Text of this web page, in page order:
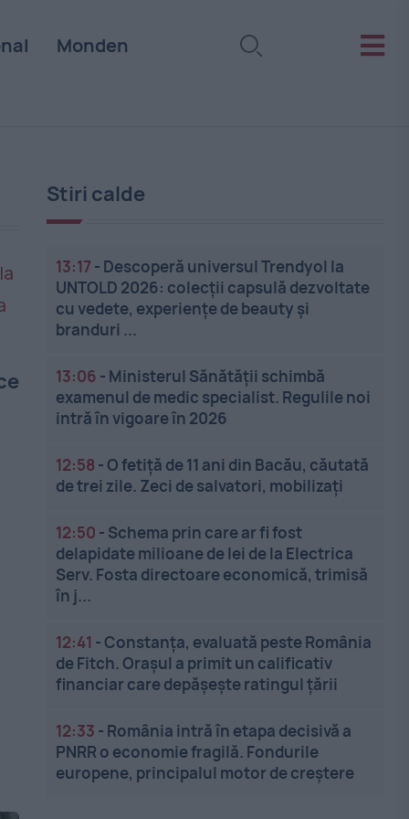
Monden
Stiri calde
13:17 - Descoperă universul Trendyol la
UNTOLD 2026: colecții capsulă dezvoltate
cu vedete, experiențe de beauty și
branduri ...
13:06 - Ministerul Sănătății schimbă
examenul de medic specialist. Regulile noi
intră în vigoare în 2026
12:58 -O fetiță de 11 ani din Bacău, căutată
de trei zile. Zeci de salvatori, mobilizați
12:50 - Schema prin care ar fi fost
delapidate milioane de lei de la Electrica
Serv. Fosta directoare economică, trimisă
în j...
12:41 -Constanța, evaluată peste România
de Fitch. Orașul a primit un calificativ
financiar care depășește ratingul țării
12:33 - România intră în etapa decisivă a
PNRR o economie fragilă. Fondurile
europene, principalul motor de creștere